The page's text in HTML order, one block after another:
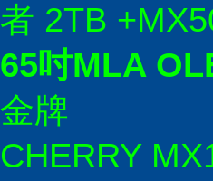
者 2TB
65吋MLA
金牌
CHERRY